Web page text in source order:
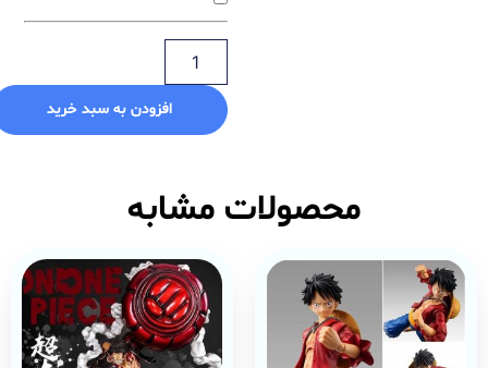
افزودن به سبد خرید
محصولات مشابه